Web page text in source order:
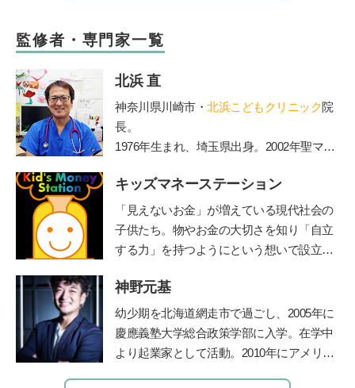
監修者・専門家一覧
北浜 直
神奈川県川崎市・ 北浜こどもクリニック院
長。
1976年生まれ、埼玉県出身。2002年聖マリ
院の新生児科医長務める。2010年に北浜こ
どもクリニックを開院。2012年医療法人社
団ペルセウス設立。The Japan Times誌の
「アジアのリーダー100人」に、2015年か
キッズマネーステーション
「見えないお金」が増えている現代社会の
子供たち。物やお金の大切さを知り「自立
する力」を持つようにという想いで設立。
や学校などを中心に、お金教育・キャリア
教育の授業や講演を行う。2018年までに11
00件以上の講座実績を持つ。 http://www.1ki
nsenkyouiku.com/
神野元基
幼少期を北海道網走市で過ごし、2005年に
慶應義塾大学総合政策学部に入学。在学中
より起業家として活動。2010年にアメリカ